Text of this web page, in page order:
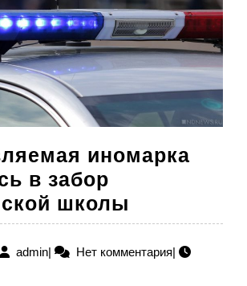
иномарка
в забор
школы
иномарка
врезалась
adminadmin
| Нет комментария|